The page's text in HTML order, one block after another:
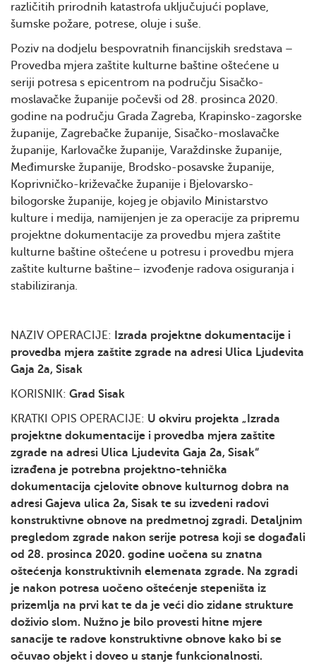
različitih prirodnih katastrofa uključujući poplave,
šumske požare, potrese, oluje i suše.
Poziv na dodjelu bespovratnih financijskih sredstava –
Provedba mjera zaštite kulturne baštine oštećene u
seriji potresa s epicentrom na području Sisačko-
moslavačke županije počevši od 28. prosinca 2020.
godine na području Grada Zagreba, Krapinsko-zagorske
županije, Zagrebačke županije, Sisačko-moslavačke
županije, Karlovačke županije, Varaždinske županije,
Međimurske županije, Brodsko-posavske županije,
Koprivničko-križevačke županije i Bjelovarsko-
bilogorske županije, kojeg je objavilo Ministarstvo
kulture i medija, namijenjen je za operacije za pripremu
projektne dokumentacije za provedbu mjera zaštite
kulturne baštine oštećene u potresu i provedbu mjera
zaštite kulturne baštine– izvođenje radova osiguranja i
stabiliziranja.
NAZIV OPERACIJE: Izrada projektne dokumentacije i
provedba mjera zaštite zgrade na adresi Ulica Ljudevita
Gaja 2a, Sisak
KORISNIK: Grad Sisak
KRATKI OPIS OPERACIJE: U okviru projekta „Izrada
projektne dokumentacije i provedba mjera zaštite
zgrade na adresi Ulica Ljudevita Gaja 2a, Sisak“
izrađena je potrebna projektno-tehnička
dokumentacija cjelovite obnove kulturnog dobra na
adresi Gajeva ulica 2a, Sisak te su izvedeni radovi
konstruktivne obnove na predmetnoj zgradi. Detaljnim
pregledom zgrade nakon serije potresa koji se događali
od 28. prosinca 2020. godine uočena su znatna
oštećenja konstruktivnih elemenata zgrade. Na zgradi
je nakon potresa uočeno oštećenje stepeništa iz
prizemlja na prvi kat te da je veći dio zidane strukture
doživio slom. Nužno je bilo provesti hitne mjere
sanacije te radove konstruktivne obnove kako bi se
očuvao objekt i doveo u stanje funkcionalnosti.